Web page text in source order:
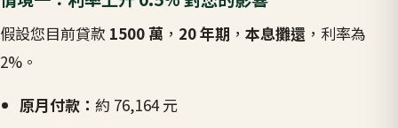
假設您目前貸款 1500 萬 ， 20 年期 ， 本息攤還 ，利率為
2%。
原月付款： 約 76,164 元